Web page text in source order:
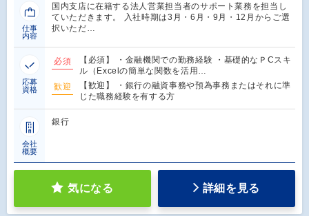
仕事
内容
国内支店に在籍する法人営業担当者のサポート業務を担当し
ていただきます。 入社時期は3月・6月・9月・12月からご選
択いただ…
応募
資格
必須
【必須】 ・金融機関での勤務経験 ・基礎的なＰCスキ
ル（Excelの簡単な関数を活用…
歓迎
【歓迎】 ・銀行の融資事務や預為事務またはそれに準
じた職務経験を有する方
会社
概要
銀行
気になる 詳細を見る